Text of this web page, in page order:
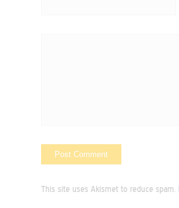
This site uses Akismet to reduce spam.